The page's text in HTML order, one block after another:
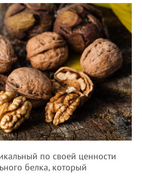
по своей ценности
белка, который